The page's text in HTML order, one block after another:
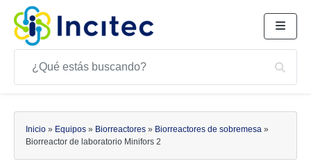
Buscar
Buscar
Inicio » Equipos » Biorreactores » Biorreactores de sobremesa »
Biorreactor de laboratorio Minifors 2